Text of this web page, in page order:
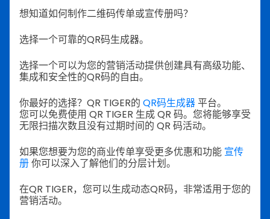
想知道如何制作二维码传单或宣传册吗？
选择一个可靠的QR码生成器。
选择一个可以为您的营销活动提供创建具有高级功能、
集成和安全性的QR码的自由。
你最好的选择？QR TIGER的 QR码生成器平台。
您可以免费使用 QR TIGER 生成 QR 码。您将能够享受
无限扫描次数且没有过期时间的 QR 码活动。
如果您想要为您的商业传单享受更多优惠和功能 宣传
册你可以深入了解他们的分层计划。
在QR TIGER，您可以生成动态QR码，非常适用于您的
营销活动。